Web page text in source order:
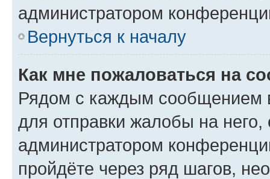
администратором
Вернуться к началу
Как мне пожаловаться на
Рядом с каждым сообщением
для отправки жалобы на
администратором
пройдёте через ряд шагов,